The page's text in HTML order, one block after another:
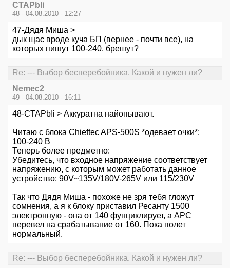
CTAPbIi
48 - 04.08.2010 - 12:27
47-Дядя Миша >
дык щас вроде куча БП (вернее - почти все), на
которых пишут 100-240. брешут?
Re: --- Выбор бесперебойника. Какой и нужен ли?
Nemec2
49 - 04.08.2010 - 16:11
48-CTAPbIi > Аккуратна найопывают.
Читаю с блока Chieftec APS-500S *одевает очки*:
100-240 В
Теперь более предметно:
Убедитесь, что входное напряжение соответствует
напряжению, с которым может работать данное
устройство: 90V~135V/180V-265V или 115/230V
Так что Дядя Миша - похоже не зря тебя гложут
сомнения, а я к блоку приставил Ресанту 1500
электронную - она от 140 фунциклирует, а APC
перевел на срабатывание от 160. Пока полет
нормальный.
Re: --- Выбор бесперебойника. Какой и нужен ли?